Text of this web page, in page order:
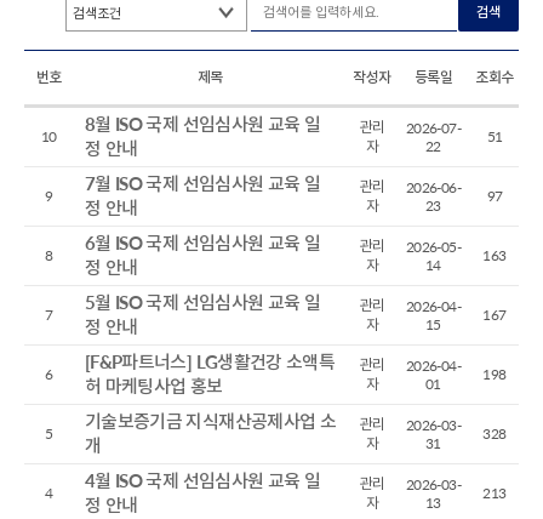
검색
번호 제목 작성자 등록일 조회수
10
8월 ISO 국제 선임심사원 교육 일
정 안내
관리
자
2026-07-
22
51
9
7월 ISO 국제 선임심사원 교육 일
정 안내
관리
자
2026-06-
23
97
8
6월 ISO 국제 선임심사원 교육 일
정 안내
관리
자
2026-05-
14
163
7
5월 ISO 국제 선임심사원 교육 일
정 안내
관리
자
2026-04-
15
167
6
[F&P파트너스] LG생활건강 소액특
허 마케팅사업 홍보
관리
자
2026-04-
01
198
5
기술보증기금 지식재산공제사업 소
개
관리
자
2026-03-
31
328
4
4월 ISO 국제 선임심사원 교육 일
정 안내
관리
자
2026-03-
13
213